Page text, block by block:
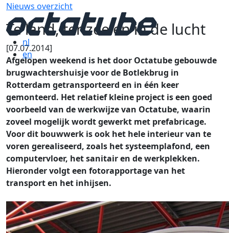
nl
en
Nieuws overzicht
Te land, ter zee en in de lucht
[07.07.2014]
Afgelopen weekend is het door Octatube gebouwde
brugwachtershuisje voor de Botlekbrug in
Rotterdam getransporteerd en in één keer
gemonteerd. Het relatief kleine project is een goed
voorbeeld van de werkwijze van Octatube, waarin
zoveel mogelijk wordt gewerkt met prefabricage.
Voor dit bouwwerk is ook het hele interieur van te
voren gerealiseerd, zoals het systeemplafond, een
computervloer, het sanitair en de werkplekken.
Hieronder volgt een fotorapportage van het
transport en het inhijsen.